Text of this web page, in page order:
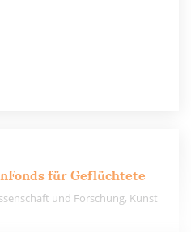
für Geflüchtete
und Forschung, Kunst